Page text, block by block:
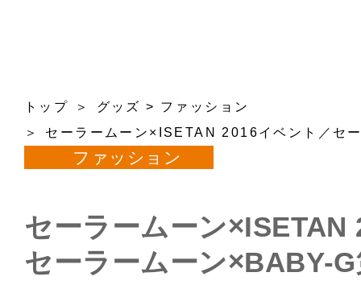
トップ グッズ > ファッション
セーラームーン×ISETAN 2016イベント／セ
ファッション
セーラームーン×ISETAN
セーラームーン×BABY-